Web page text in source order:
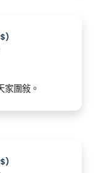
家團敍。